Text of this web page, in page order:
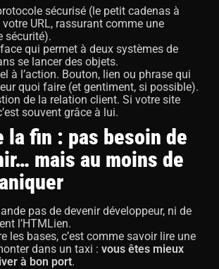
sécurisé (le petit cadenas à
URL, rassurant comme une
sécurité).
qui permet à deux systèmes de
se lancer des objets.
à l’action. Bouton, lien ou phrase qui
quoi faire (et gentiment, si possible).
de la relation client. Si votre site
souvent grâce à lui.
la fin : pas besoin de
mais au moins de
pas de devenir développeur, ni de
l’HTMLien.
les bases, c’est comme savoir lire une
dans un taxi : vous êtes mieux
à bon port.